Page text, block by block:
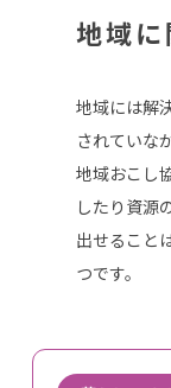
地域
地域には解
されていな
地域おこし
したり資源
出せること
つです。